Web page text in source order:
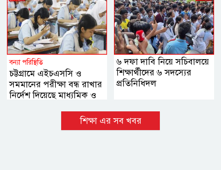
বন্যা পরিস্থিতি
চট্টগ্রামে এইচএসসি ও
সমমানের পরীক্ষা বন্ধ রাখার
নির্দেশ দিয়েছে মাধ্যমিক ও
৬ দফা দাবি নিয়ে সচিবালয়ে
শিক্ষার্থীদের ৬ সদস্যের
প্রতিনিধিদল
শিক্ষা এর সব খবর